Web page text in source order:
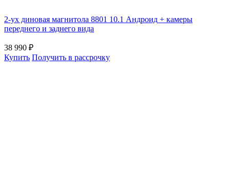
2-ух диновая магнитола 8801 10.1 Андроид + камеры
переднего и заднего вида
38 990 ₽
Купить Получить в рассрочку